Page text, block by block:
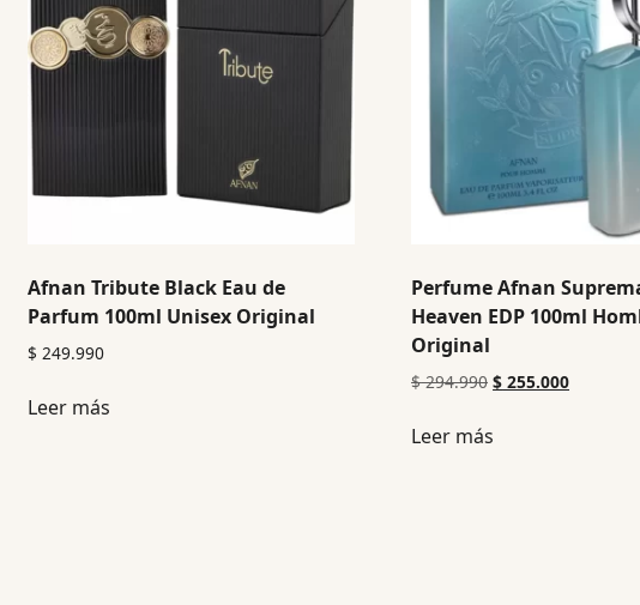
Afnan Tribute Black Eau de
Parfum 100ml Unisex Original
$ 249.990
Leer más
Perfume Afnan
Heaven EDP 100ml
Original
$294.990 $ 255.000
Leer más